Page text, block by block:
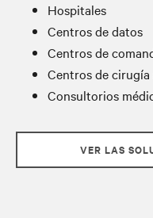
Hospitales
Centros de datos
Centros de
Centros de
Consultorios
VER LAS